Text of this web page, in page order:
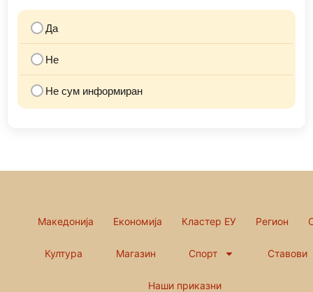
Да
Не
Не сум информиран
Македонија Економија Кластер ЕУ Регион
Култура Магазин Спорт Ставови
Наши приказни